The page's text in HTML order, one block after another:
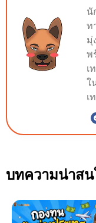
นั
ท
มุ่
พ
เ
ใ
เ
บทความน่าสน